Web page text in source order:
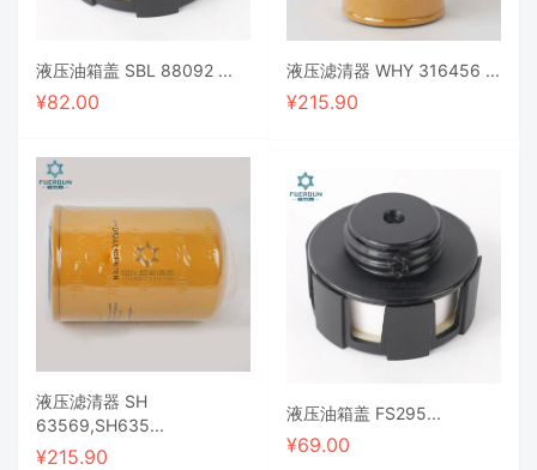
液压油箱盖 SBL 88092 ...
¥82.00
液压滤清器 WHY 316456 ...
¥215.90
液压滤清器 SH
63569,SH635...
¥215.90
液压油箱盖 FS295...
¥69.00